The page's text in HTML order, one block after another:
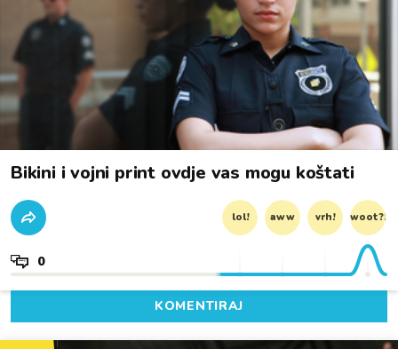
Bikini i vojni print ovdje vas mogu koštati
lol! aww vrh! woot?!
0
KOMENTIRAJ